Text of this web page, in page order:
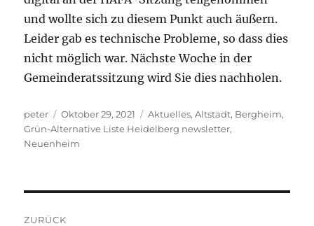
und wollte sich zu diesem Punkt auch äußern.
Leider gab es technische Probleme, so dass dies
nicht möglich war. Nächste Woche in der
Gemeinderatssitzung wird Sie dies nachholen.
Autor
peter
Veröffentlicht
am
Oktober 29, 2021 Kategorien
Aktuelles,Altstadt, Bergheim,
Grün-Alternative Liste Heidelberg newsletter,
Neuenheim
ZURÜCK